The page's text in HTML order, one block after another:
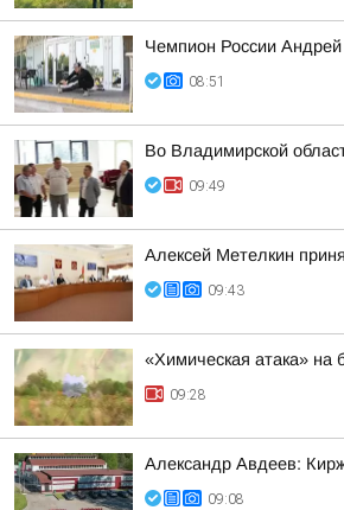
Чемпион России
08:51
Во Владимирской
09:49
Алексей Метелкин
09:43
«Химическая атака» на
09:28
Александр Авдеев:
09:08